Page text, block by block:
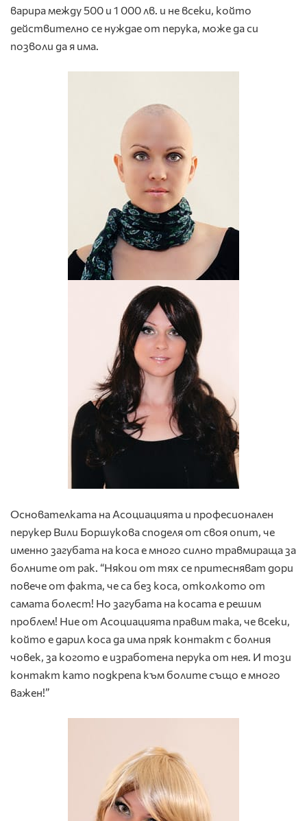
варира между 500 и 1 000 лв. и не всеки, който
действително се нуждае от перука, може да си
позволи да я има.
Oснователката на Асоциацията и професионален
перукер Вили Боршукова споделя от своя опит, че
именно загубата на коса е много силно травмираща за
болните от рак. “Някои от тях се притесняват дори
повече от факта, че са без коса, отколкото от
самата болест! Но загубата на косата е решим
проблем! Ние от Асоциацията правим така, че всеки,
който е дарил коса да има пряк контакт с болния
човек, за когото е изработена перука от нея. И този
контакт като подкрепа към болите също е много
важен!”